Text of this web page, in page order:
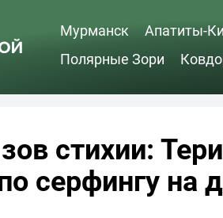
Мурманск Апатиты-
Полярные Зори
стихии:
серфингу на